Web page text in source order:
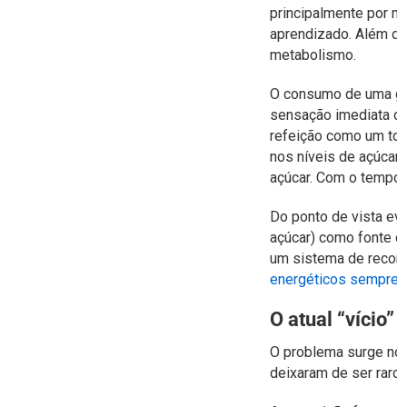
principalmente por
aprendizado. Além
metabolismo.
O consumo de
sensação imediata
refeição como um
nos níveis de
açúcar. Com o
Do ponto de vista
açúcar) como
um sistema de
energéticos
O atual
O problema surge
deixaram de ser